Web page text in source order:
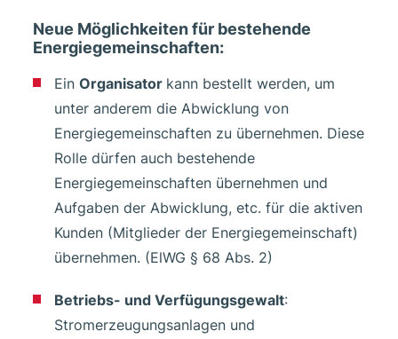
Neue Möglichkeiten für bestehende
Energiegemeinschaften:
Ein Organisator kann bestellt werden, um
unter anderem die Abwicklung von
Energiegemeinschaften zu übernehmen. Diese
Rolle dürfen auch bestehende
Energiegemeinschaften übernehmen und
Aufgaben der Abwicklung, etc. für die aktiven
Kunden (Mitglieder der Energiegemeinschaft)
übernehmen. (ElWG § 68 Abs. 2)
Betriebs- und Verfügungsgewalt:
Stromerzeugungsanlagen und